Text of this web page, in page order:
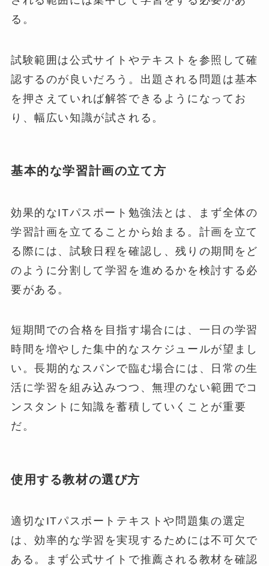
る。
試験範囲は公式サイトやテキストを参照して確
認するのが良いだろう。出題される問題は基本
を押さえていれば解答できるようになってお
り、幅広い知識が試される。
基本的な学習計画の立て方
効果的なITパスポート勉強法とは、まず全体の
学習計画を立てることから始まる。計画を立て
る際には、試験日程を確認し、残りの期間をど
のように分割して学習を進めるかを検討する必
要がある。
短期間での合格を目指す場合には、一日の学習
時間を増やした集中的なスケジュールが望まし
い。長期的なスパンで臨む場合には、日常の生
活に学習を組み込みつつ、無理のない範囲でコ
ンスタントに知識を蓄積していくことが重要
だ。
使用する教材の選び方
適切なITパスポートテキストや問題集の選定
は、効率的な学習を実現するためには不可欠で
ある。まず公式サイトで推薦される教材を確認